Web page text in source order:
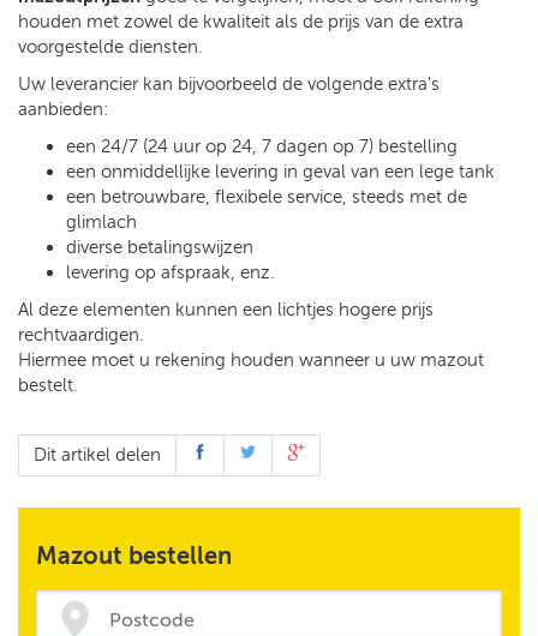
houden met zowel de kwaliteit als de prijs van de extra
voorgestelde diensten.
Uw leverancier kan bijvoorbeeld de volgende extra's
aanbieden:
een 24/7 (24 uur op 24, 7 dagen op 7) bestelling
een onmiddellijke levering in geval van een lege tank
een betrouwbare, flexibele service, steeds met de
glimlach
diverse betalingswijzen
levering op afspraak, enz.
Al deze elementen kunnen een lichtjes hogere prijs
rechtvaardigen.
Hiermee moet u rekening houden wanneer u uw mazout
bestelt.
Dit artikel delen
Mazout bestellen